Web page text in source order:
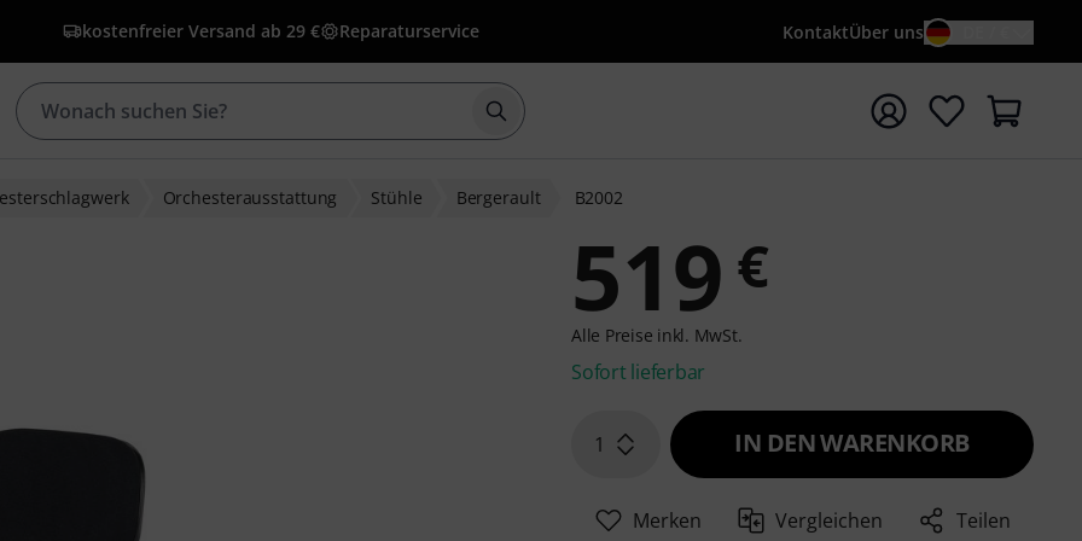
kostenfreier Versand ab 29 € Reparaturservice KontaktÜber uns
Suche mit Suchwort {searchTerm} starten
Orchesterausstattung Stühle Bergerault B2002
519 €
Alle Preise inkl. MwSt.
Sofort lieferbar
1 IN DEN WARENKORB
Merken Vergleichen Teilen